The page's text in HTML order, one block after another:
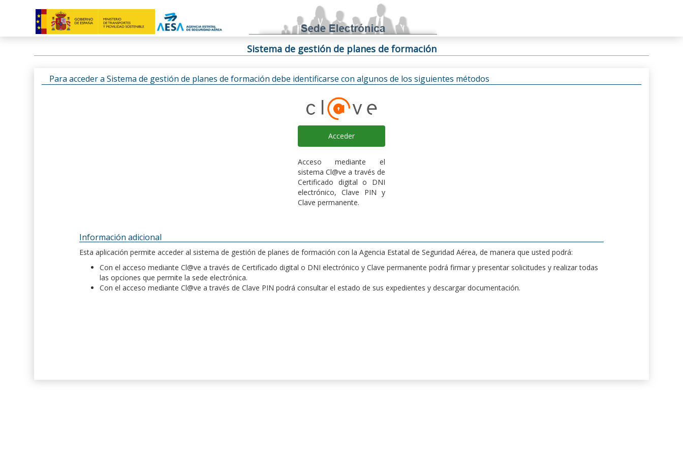
Sistema de gestión de planes de formación
Para acceder a Sistema de gestión de planes de formación debe identificarse con algunos de los siguientes métodos
Acceder
Acceso mediante el
sistema Cl@ve a través de
Certificado digital o DNI
electrónico, Clave PIN y
Clave permanente.
Información adicional
Esta aplicación permite acceder al sistema de gestión de planes de formación con la Agencia Estatal de Seguridad Aérea, de manera que usted podrá:
Con el acceso mediante Cl@ve a través de Certificado digital o DNI electrónico y Clave permanente podrá firmar y presentar solicitudes y realizar todas
las opciones que permite la sede electrónica.
Con el acceso mediante Cl@ve a través de Clave PIN podrá consultar el estado de sus expedientes y descargar documentación.